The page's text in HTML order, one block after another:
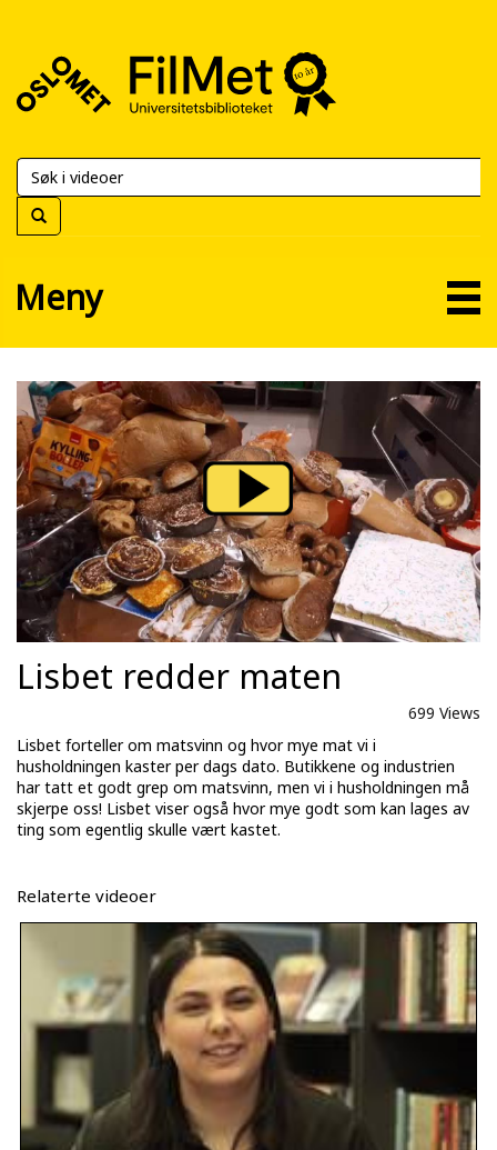
FilMet
Universitetsbiblioteket
Meny
Lisbet redder maten
699 Views
Lisbet forteller om matsvinn og hvor mye mat vi i
husholdningen kaster per dags dato. Butikkene og industrien
har tatt et godt grep om matsvinn, men vi i husholdningen må
skjerpe oss! Lisbet viser også hvor mye godt som kan lages av
ting som egentlig skulle vært kastet.
Relaterte videoer